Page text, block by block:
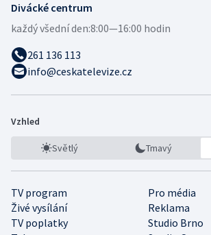
Divácké centrum
každý všední den:8:00—16:00 hodin
261 136 113
info@ceskatelevize.cz
Vzhled
Světlý Tmavý
TV program
Pro média
Živé vysílání
Reklama
TV poplatky
Studio Brno